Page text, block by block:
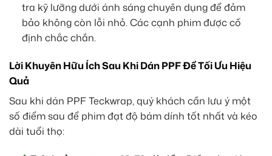
tra kỹ lưỡng dưới ánh sáng chuyên dụng để đảm
bảo không còn lỗi nhỏ. Các cạnh phim được cố
định chắc chắn.
Lời Khuyên Hữu Ích Sau Khi Dán PPF Để Tối Ưu Hiệu
Quả
Sau khi dán PPF Teckwrap, quý khách cần lưu ý một
số điểm sau để phim đạt độ bám dính tốt nhất và kéo
dài tuổi thọ: